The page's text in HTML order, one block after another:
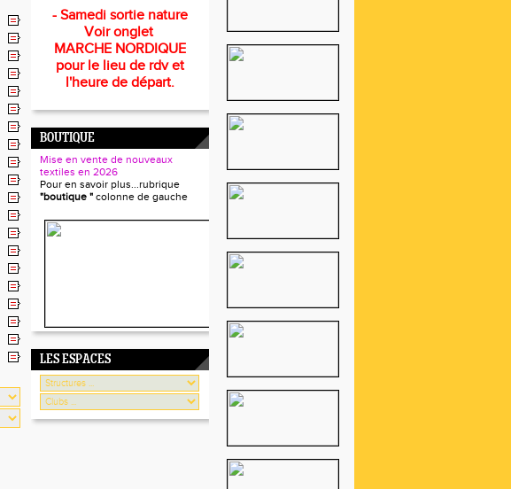
- Samedi sortie nature
Voir onglet
MARCHE NORDIQUE
pour le lieu de rdv et
l'heure de départ.
BOUTIQUE
Mise en vente de nouveaux
textiles en 2026
Pour en savoir plus...rubrique
"boutique " colonne de gauche
LES ESPACES